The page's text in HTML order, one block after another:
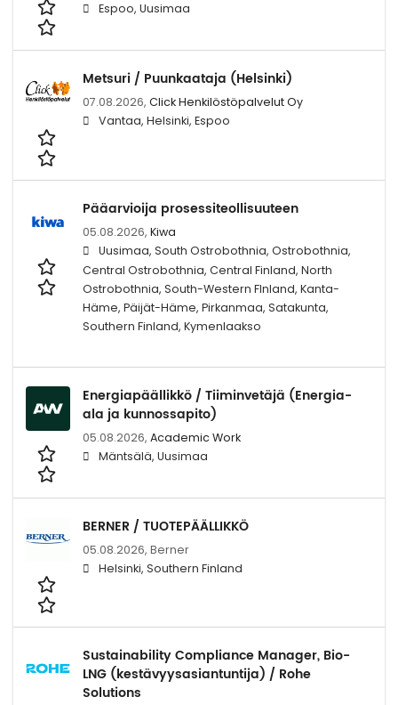
Espoo, Uusimaa
Metsuri / Puunkaataja (Helsinki)
07.08.2026, Click Henkilöstöpalvelut Oy
Vantaa, Helsinki, Espoo
Pääarvioija prosessiteollisuuteen
05.08.2026, Kiwa
Uusimaa, South Ostrobothnia, Ostrobothnia,
Central Ostrobothnia, Central Finland, North
Ostrobothnia, South-Western FInland, Kanta-
Häme, Päijät-Häme, Pirkanmaa, Satakunta,
Southern Finland, Kymenlaakso
Energiapäällikkö / Tiiminvetäjä (Energia-
ala ja kunnossapito)
05.08.2026, Academic Work
Mäntsälä, Uusimaa
BERNER / TUOTEPÄÄLLIKKÖ
05.08.2026, Berner
Helsinki, Southern Finland
Sustainability Compliance Manager, Bio-
LNG (kestävyysasiantuntija) / Rohe
Solutions